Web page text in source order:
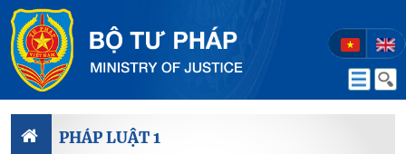
PHÁP LUẬT 1